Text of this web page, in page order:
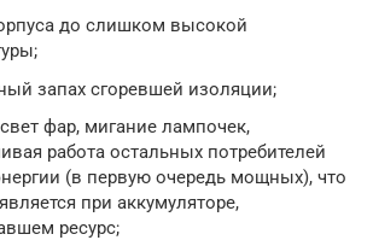
до слишком высокой
запах сгоревшей изоляции;
фар, мигание лампочек,
работа остальных потребителей
(в первую очередь мощных), что
при аккумуляторе,
ресурс;